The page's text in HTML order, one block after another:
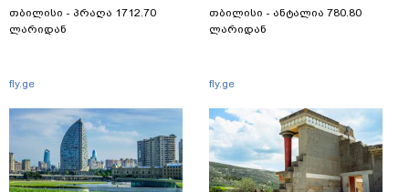
თბილისი - პრაღა 1712.70
ლარიდან
fly.ge
თბილისი - ანტალია 780.80
ლარიდან
fly.ge